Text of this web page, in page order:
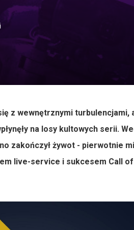
z wewnętrznymi turbulencjami,
na losy kultowych serii.
zakończył żywot - pierwotnie
live-service i sukcesem Call